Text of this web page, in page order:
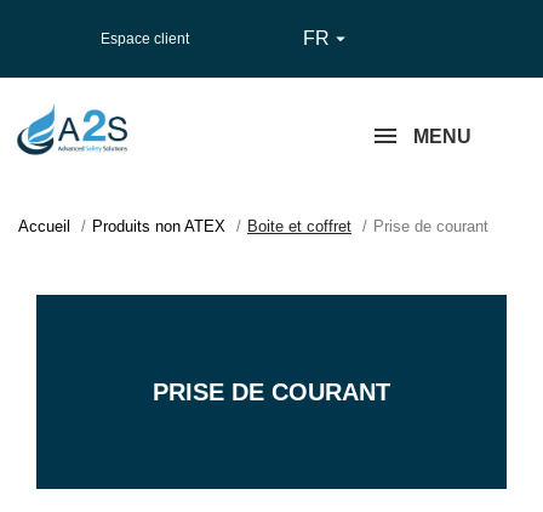
Espace client FR 
MENU
Accueil Produits non ATEX Boite et coffret Prise de courant
PRISE DE COURANT